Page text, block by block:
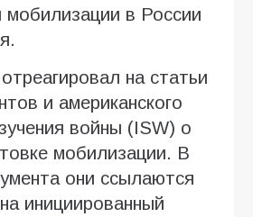
мобилизации в России
на статьи
и американского
войны (ISW) о
мобилизации. В
они ссылаются
инициированный